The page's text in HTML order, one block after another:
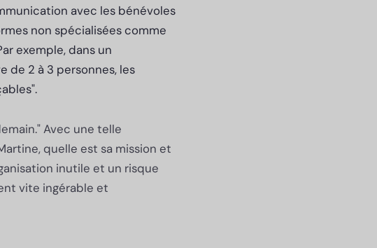
avec les bénévoles
non spécialisées comme
exemple, dans un
2 à 3 personnes, les
Avec une telle
quelle est sa mission et
inutile et un risque
vite ingérable et